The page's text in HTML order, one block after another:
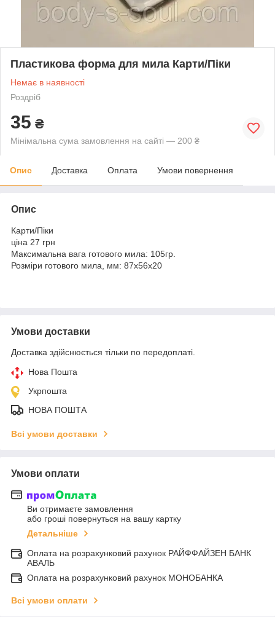
Пластикова форма для мила Карти/Піки
Немає в наявності
Роздріб
35 ₴
Мінімальна сума замовлення на сайті — 200 ₴
Опис Доставка Оплата Умови повернення
Опис
Карти/Піки
ціна 27 грн
Максимальна вага готового мила: 105гр.
Розміри готового мила, мм: 87х56х20
Умови доставки
Доставка здійснюється тільки по передоплаті.
Нова Пошта
Укрпошта
НОВА ПОШТА
Всі умови доставки
Умови оплати
Ви отримаєте замовлення
або гроші повернуться на вашу картку
Детальніше
Оплата на розрахунковий рахунок РАЙФФАЙЗЕН БАНК
АВАЛЬ
Оплата на розрахунковий рахунок МОНОБАНКА
Всі умови оплати